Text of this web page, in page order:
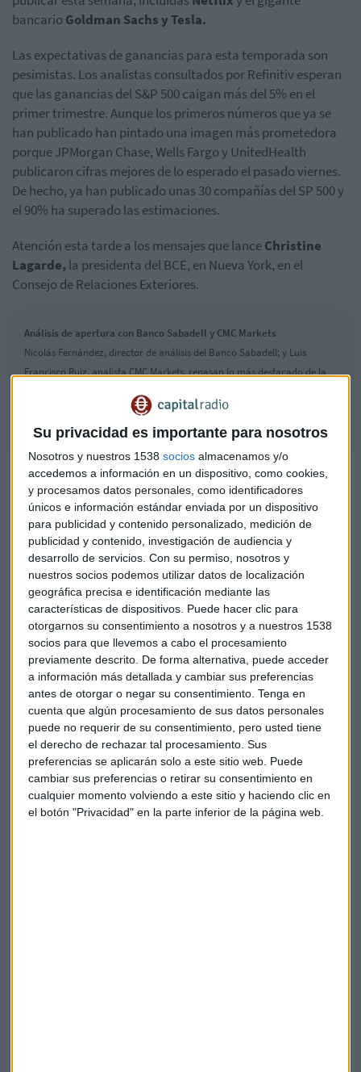
Su privacidad es importante para nosotros
Nosotros y nuestros 1538 socios almacenamos y/o
accedemos a información en un dispositivo, como cookies,
y procesamos datos personales, como identificadores
únicos e información estándar enviada por un dispositivo
para publicidad y contenido personalizado, medición de
publicidad y contenido, investigación de audiencia y
desarrollo de servicios. Con su permiso, nosotros y
nuestros socios podemos utilizar datos de localización
geográfica precisa e identificación mediante las
características de dispositivos. Puede hacer clic para
otorgarnos su consentimiento a nosotros y a nuestros 1538
socios para que llevemos a cabo el procesamiento
previamente descrito. De forma alternativa, puede acceder
a información más detallada y cambiar sus preferencias
antes de otorgar o negar su consentimiento. Tenga en
cuenta que algún procesamiento de sus datos personales
puede no requerir de su consentimiento, pero usted tiene
el derecho de rechazar tal procesamiento. Sus
preferencias se aplicarán solo a este sitio web. Puede
cambiar sus preferencias o retirar su consentimiento en
cualquier momento volviendo a este sitio y haciendo clic en
el botón "Privacidad" en la parte inferior de la página web.
bancario Goldman Sachs y Tesla.
Las expectativas de ganancias para esta temporada son
pesimistas. Los analistas consultados por Refinitiv esperan
que las ganancias del S&P 500 caigan más del 5% en el
primer trimestre. Aunque los primeros números que ya se
han publicado han pintado una imagen más prometedora
porque JPMorgan Chase, Wells Fargo y UnitedHealth
publicaron cifras mejores de lo esperado el pasado viernes.
De hecho, ya han publicado unas 30 compañías del SP 500 y
el 90% ha superado las estimaciones.
Atención esta tarde a los mensajes que lanceChristine
Lagarde, la presidenta del BCE, en Nueva York, en el
Consejo de Relaciones Exteriores.
Análisis de apertura con Banco Sabadell y CMC Markets
Nicolás Fernández, director de análisis del Banco Sabadell; y Luis
Francisco Ruiz, analista CMC Markets, repasan lo más destacado de la
¿Te preocupan tus inversiones? Te contamos
El Mercado que Viene con Banco Big
Hoy, con José Luis Herrera, analista de Banco Big.
Capital Radio
/ 2023-04-17
¿Quién quiere hacerse con los Angry
Bird?
japonesa SEGAha confirmado una oferta de compra por
la finlandesaRovio,el fabricante del juego Angry Bird, por
776 millones de dólares. Ofrece 9,25 euros por acción, una